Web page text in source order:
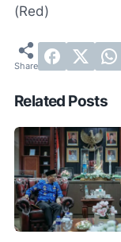
(Red)
Related Posts